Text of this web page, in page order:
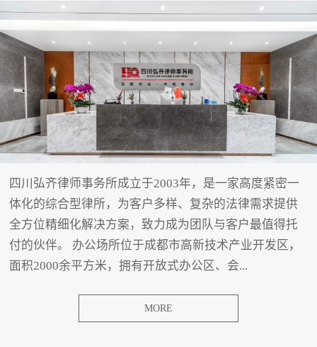
四川弘齐律师事务所成立于2003年，是一家高度紧密一
体化的综合型律所，为客户多样、复杂的法律需求提供
全方位精细化解决方案，致力成为团队与客户最值得托
付的伙伴。 办公场所位于成都市高新技术产业开发区，
面积2000余平方米，拥有开放式办公区、会...
MORE